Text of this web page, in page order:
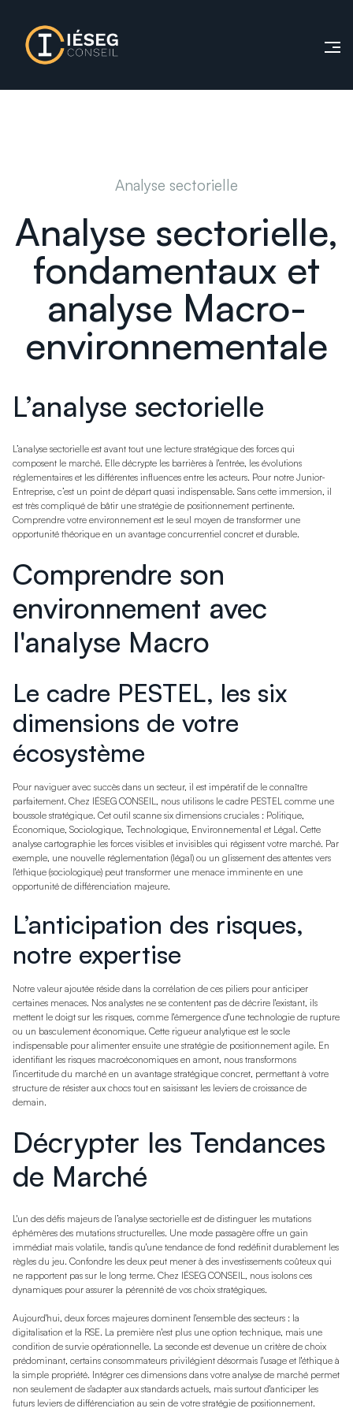
Analyse sectorielle
Analyse sectorielle,
fondamentaux et
analyse Macro-
environnementale
L’analyse sectorielle
L’analyse sectorielle est avant tout une lecture stratégique des forces qui
composent le marché. Elle décrypte les barrières à l'entrée, les évolutions
réglementaires et les différentes influences entre les acteurs. Pour notre Junior-
Entreprise, c’est un point de départ quasi indispensable. Sans cette immersion, il
est très compliqué de bâtir une stratégie de positionnement pertinente.
Comprendre votre environnement est le seul moyen de transformer une
opportunité théorique en un avantage concurrentiel concret et durable.
Comprendre son
environnement avec
l'analyse Macro
Le cadre PESTEL, les six
dimensions de votre
écosystème
Pour naviguer avec succès dans un secteur, il est impératif de le connaître
parfaitement. Chez IÉSEG CONSEIL, nous utilisons le cadre PESTEL comme une
boussole stratégique. Cet outil scanne six dimensions cruciales : Politique,
Économique, Sociologique, Technologique, Environnemental et Légal. Cette
analyse cartographie les forces visibles et invisibles qui régissent votre marché. Par
exemple, une nouvelle réglementation (légal) ou un glissement des attentes vers
l'éthique (sociologique) peut transformer une menace imminente en une
opportunité de différenciation majeure.
L’anticipation des risques,
notre expertise
Notre valeur ajoutée réside dans la corrélation de ces piliers pour anticiper
certaines menaces. Nos analystes ne se contentent pas de décrire l'existant, ils
mettent le doigt sur les risques, comme l'émergence d'une technologie de rupture
ou un basculement économique. Cette rigueur analytique est le socle
indispensable pour alimenter ensuite une stratégie de positionnement agile. En
identifiant les risques macroéconomiques en amont, nous transformons
l'incertitude du marché en un avantage stratégique concret, permettant à votre
structure de résister aux chocs tout en saisissant les leviers de croissance de
demain.
Décrypter les Tendances
de Marché
L'un des défis majeurs de l’analyse sectorielle est de distinguer les mutations
éphémères des mutations structurelles. Une mode passagère offre un gain
immédiat mais volatile, tandis qu'une tendance de fond redéfinit durablement les
règles du jeu. Confondre les deux peut mener à des investissements coûteux qui
ne rapportent pas sur le long terme. Chez IÉSEG CONSEIL, nous isolons ces
dynamiques pour assurer la pérennité de vos choix stratégiques.
Aujourd'hui, deux forces majeures dominent l'ensemble des secteurs : la
digitalisation et la RSE. La première n'est plus une option technique, mais une
condition de survie opérationnelle. La seconde est devenue un critère de choix
prédominant, certains consommateurs privilégient désormais l'usage et l'éthique à
la simple propriété. Intégrer ces dimensions dans votre analyse de marché permet
non seulement de s'adapter aux standards actuels, mais surtout d'anticiper les
futurs leviers de différenciation au sein de votre stratégie de positionnement.